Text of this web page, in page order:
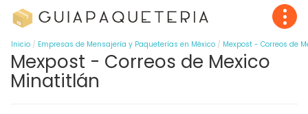
Inicio Empresas de Mensajería y Paqueterías en México Mexpost - Correos de
Mexpost - Correos de Mexico
Minatitlán